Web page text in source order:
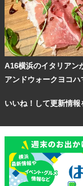
A16横浜のイタリアン
アンドウォークヨコハ
いいね！して更新情報
観光ガイド
ランキング
サイトについて